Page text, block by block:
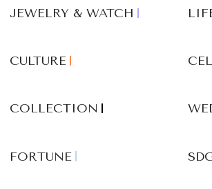
JEWELRY & WATCH
CULTURE
COLLECTION
FORTUNE